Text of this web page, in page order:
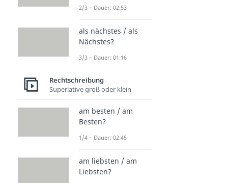
2/3 – Dauer: 02:53
als nächstes / als
Nächstes?
3/3 – Dauer: 01:16
Rechtschreibung
Superlative groß oder klein
am besten / am
Besten?
1/4 – Dauer: 02:45
am liebsten / am
Liebsten?